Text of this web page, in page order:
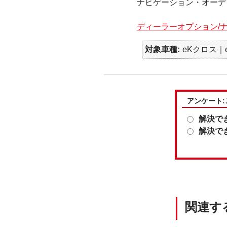
ナビゲーション・オー
ディーラーオプション/
対象車種 eKクロス｜
アンケート:
解決で
解決で
関連す